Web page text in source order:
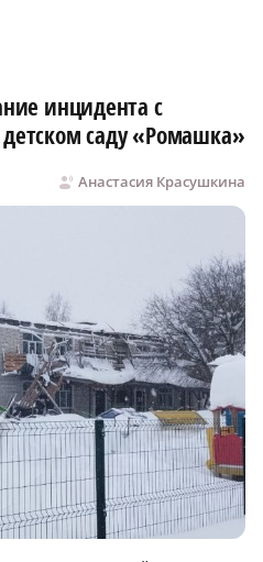
инцидента с
саду «Ромашка»
Анастасия Красушкина